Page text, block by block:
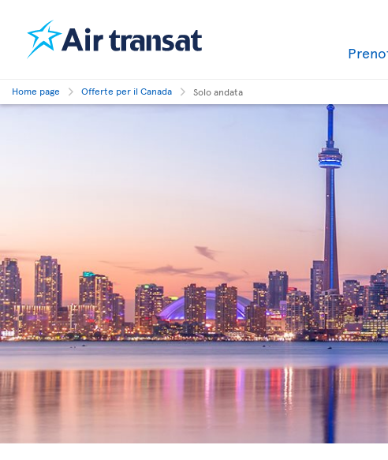
Home page Offerte per il Canada Solo andata